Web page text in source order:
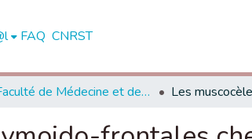
FAQ CNRST
Faculté de Médecine et de Pharmacie - Casablanca